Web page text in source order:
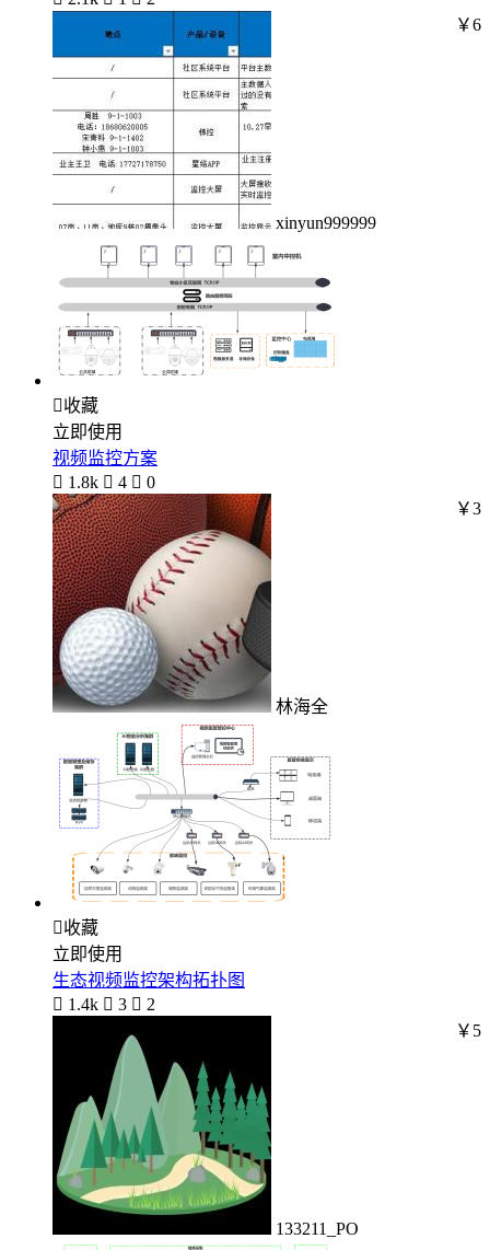
xinyun999999
￥6
收藏
立即使用
视频监控方案
 1.8k  4  0
林海全
￥3
收藏
立即使用
生态视频监控架构拓扑图
 1.4k  3  2
133211_PO
￥5